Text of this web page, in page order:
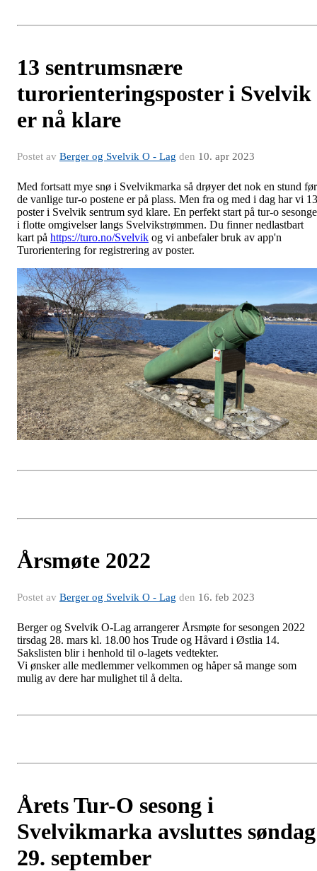
13 sentrumsnære
turorienteringsposter i Svelvik
er nå klare
Postet av Berger og Svelvik O - Lag den 10. apr 2023
Med fortsatt mye snø i Svelvikmarka så drøyer det nok en stund før
de vanlige tur-o postene er på plass. Men fra og med i dag har vi 13
poster i Svelvik sentrum syd klare. En perfekt start på tur-o
i flotte omgivelser langs Svelvikstrømmen. Du finner nedlastbart
kart på https://turo.no/Svelvik og vi anbefaler bruk av app'n
Turorientering for registrering av poster.
Årsmøte 2022
Postet av Berger og Svelvik O - Lag den 16. feb 2023
Berger og Svelvik O-Lag arrangerer Årsmøte for sesongen 2022
tirsdag 28. mars kl. 18.00 hos Trude og Håvard i Østlia 14.
Sakslisten blir i henhold til o-lagets vedtekter.
Vi ønsker alle medlemmer velkommen og håper så mange som
mulig av dere har mulighet til å delta.
Årets Tur-O sesong i
Svelvikmarka avsluttes søndag
29. september